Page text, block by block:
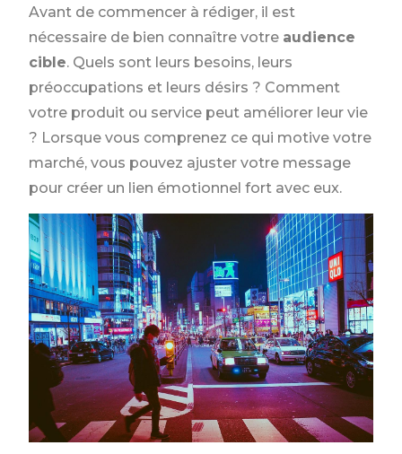
Avant de commencer à rédiger, il est
nécessaire de bien connaître votre audience
cible. Quels sont leurs besoins, leurs
préoccupations et leurs désirs ? Comment
votre produit ou service peut améliorer leur vie
? Lorsque vous comprenez ce qui motive votre
marché, vous pouvez ajuster votre message
pour créer un lien émotionnel fort avec eux.